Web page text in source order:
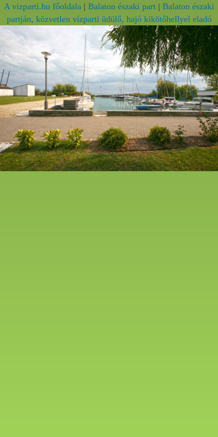
A vizparti.hu főoldala | Balaton északi part | Balaton északi
partján, közvetlen vízparti üdülő, hajó kikötőhellyel eladó